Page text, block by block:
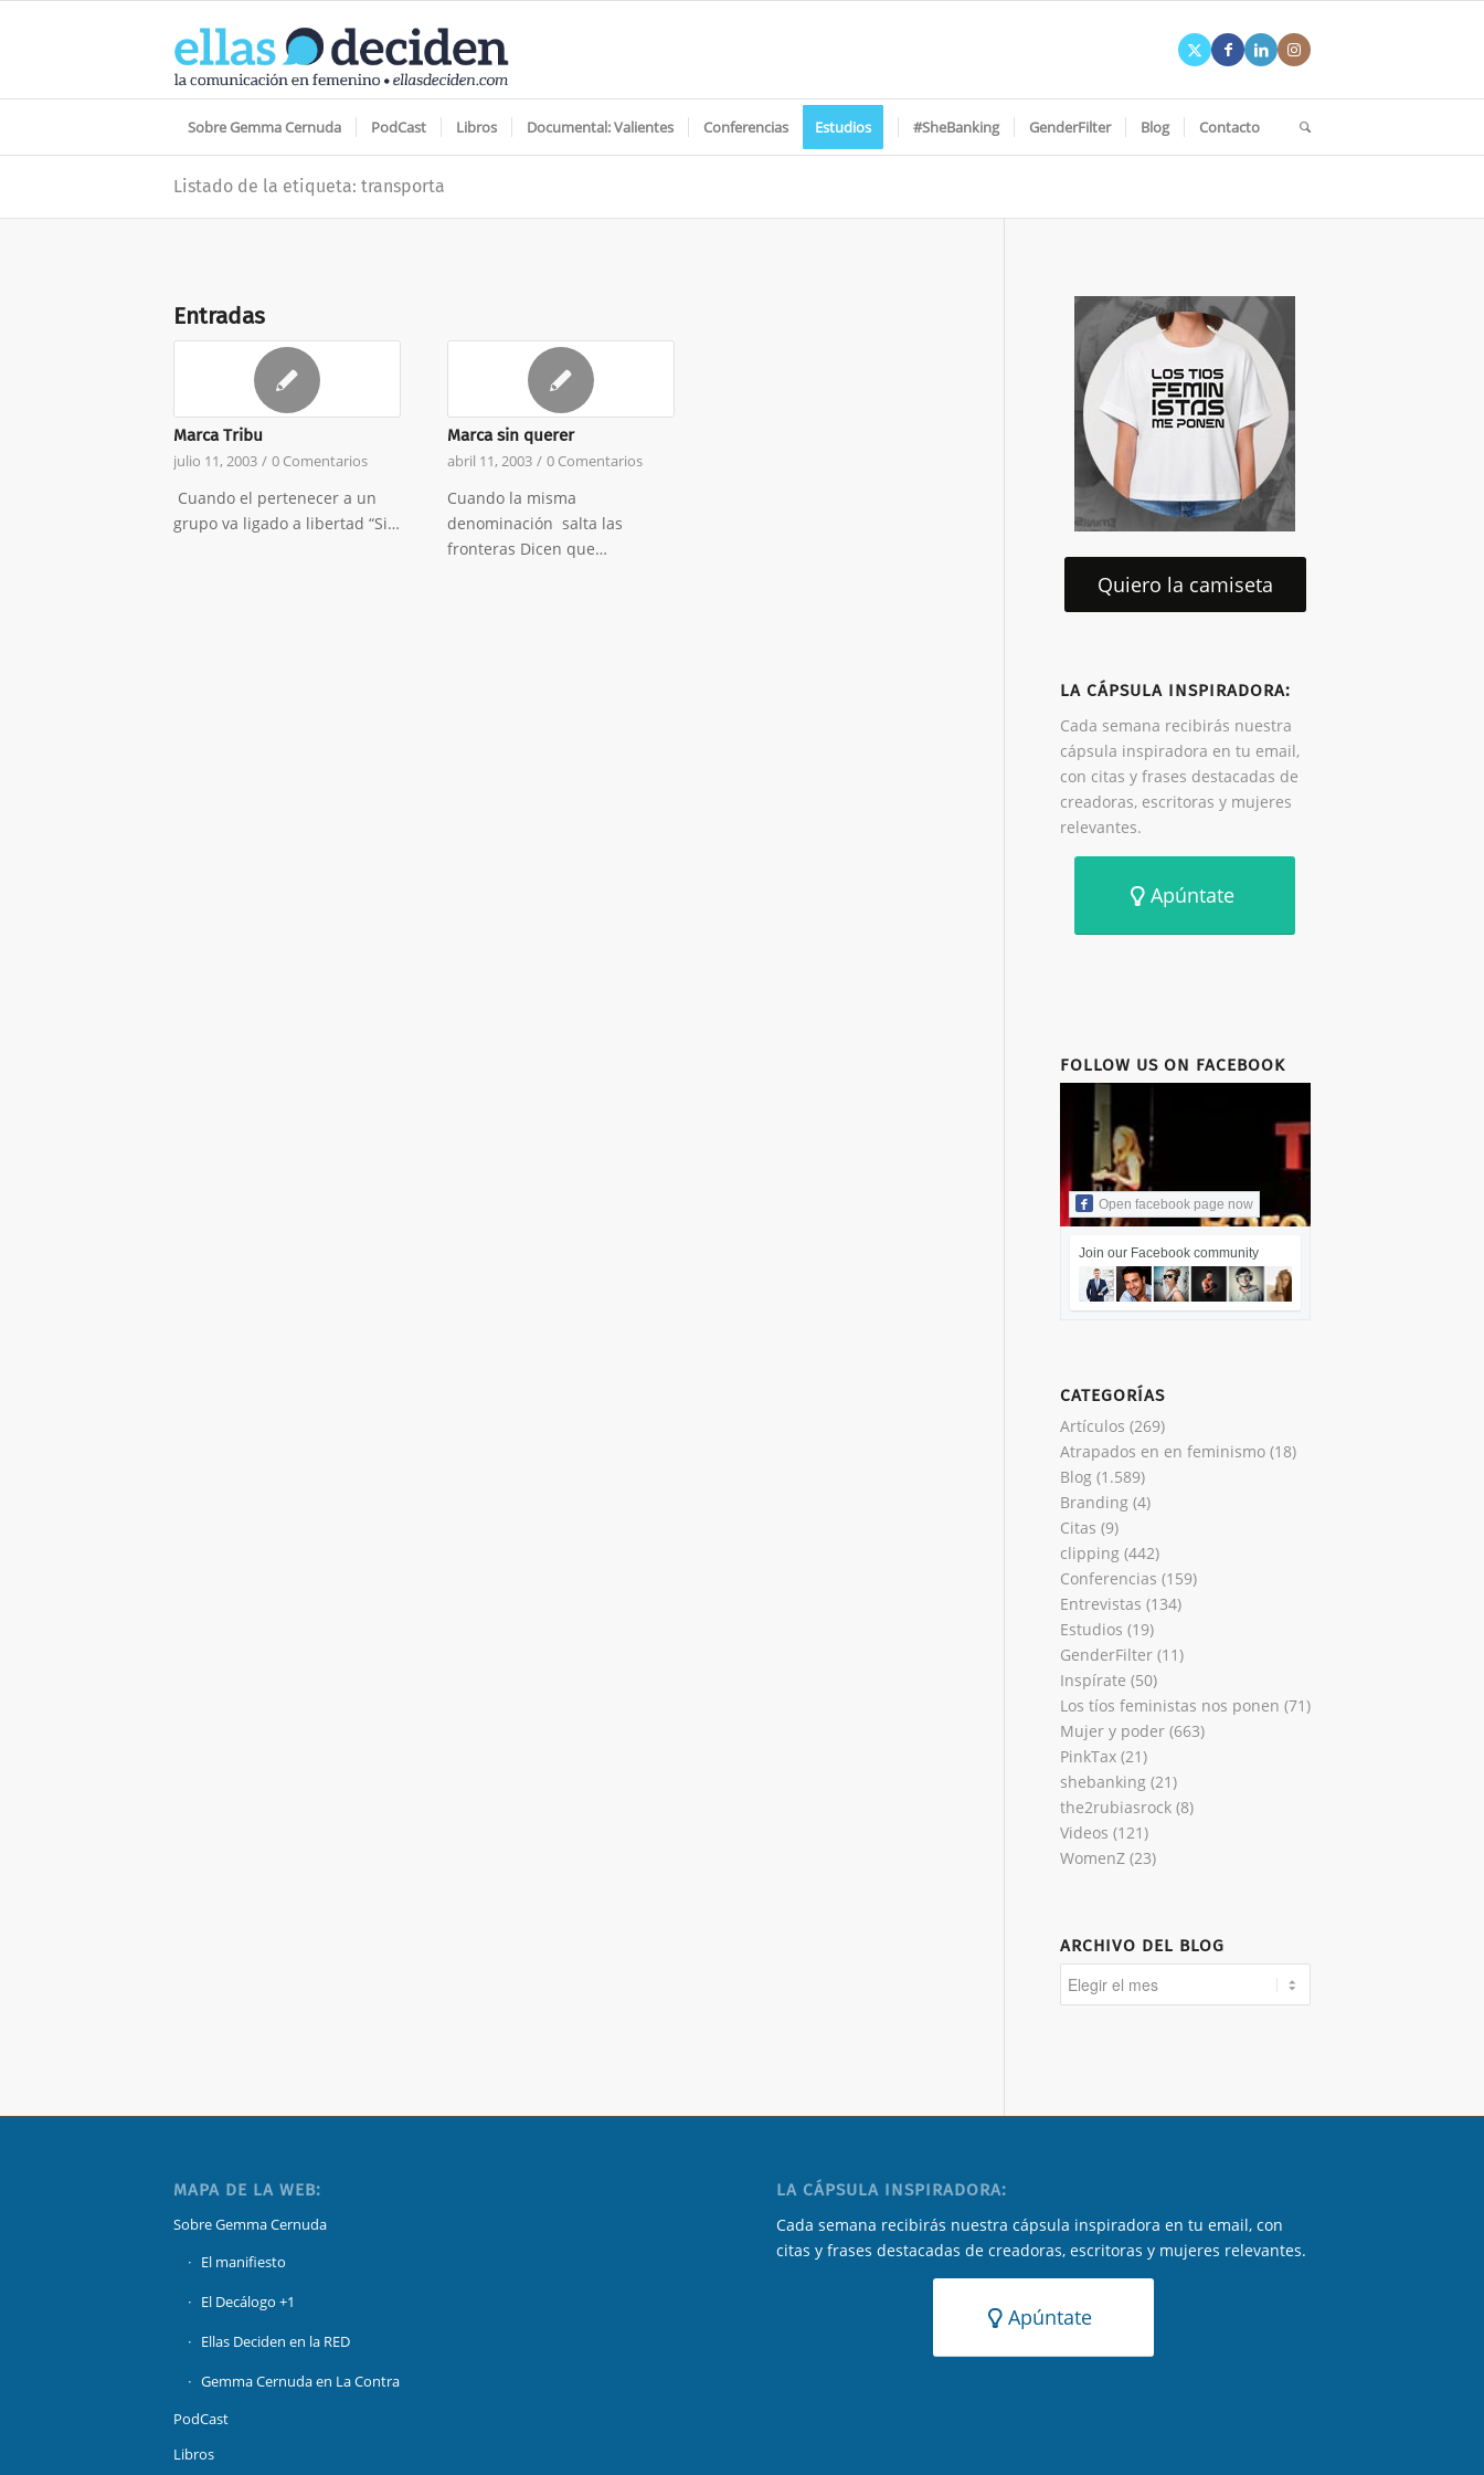
Sobre Gemma Cernuda PodCast Libros Documental: Valientes Conferencias Estudios #SheBanking GenderFilter Blog Contacto
Listado de la etiqueta: transporta
Entradas
Marca Tribu
julio 11, 2003 / 0 Comentarios
Cuando el pertenecer a un
grupo va ligado a libertad “Si…
Marca sin querer
abril 11, 2003 / 0 Comentarios
Cuando la misma
denominación salta las
fronteras Dicen que…
Quiero la camiseta
LA CÁPSULA INSPIRADORA:
Cada semana recibirás nuestra
cápsula inspiradora en tu email,
con citas y frases destacadas de
creadoras, escritoras y mujeres
relevantes.
Apúntate
FOLLOW US ON FACEBOOK
Open facebook page now
Join our Facebook community
CATEGORÍAS
Artículos (269)
Atrapados en en feminismo(18)
Blog(1.589)
Branding(4)
Citas (9)
clipping(442)
Conferencias (159)
Entrevistas (134)
Estudios (19)
GenderFilter(11)
Inspírate (50)
Los tíos feministas nos ponen (71)
Mujer y poder(663)
PinkTax(21)
shebanking(21)
the2rubiasrock(8)
Videos (121)
WomenZ(23)
ARCHIVO DEL BLOG
MAPA DE LA WEB:
Sobre Gemma Cernuda
El manifiesto
El Decálogo +1
Ellas Deciden en la RED
Gemma Cernuda en La Contra
PodCast
Libros
LA CÁPSULA INSPIRADORA:
Cada semana recibirás nuestra cápsula inspiradora en tu email, con
citas y frases destacadas de creadoras, escritoras y mujeres relevantes.
Apúntate